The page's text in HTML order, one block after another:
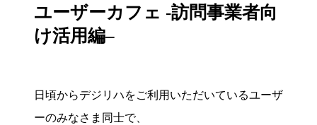
ユーザーカフェ -訪問事業者向
け活用編–
日頃からデジリハをご利用いただいているユーザ
ーのみなさま同士で、